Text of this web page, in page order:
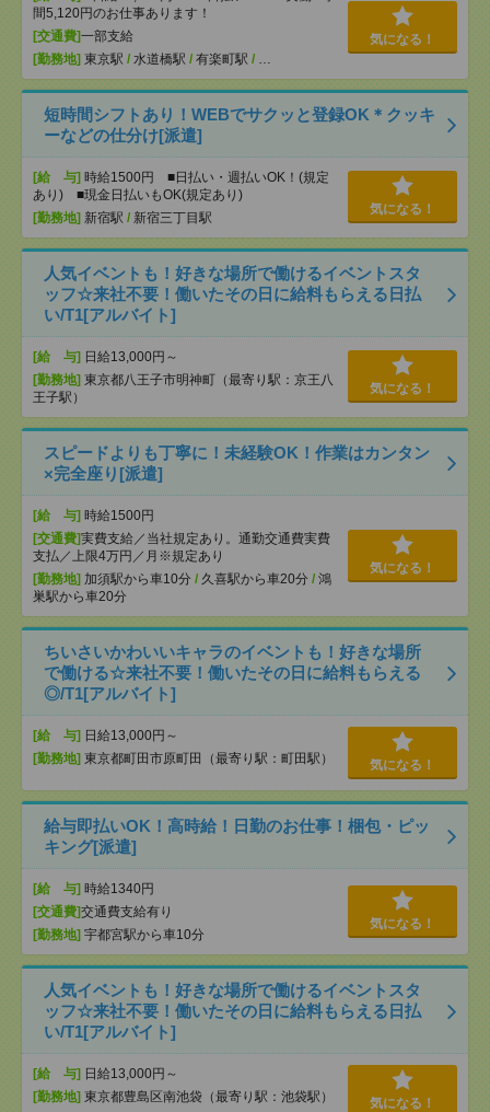
間5,120円のお仕事あります！
[交通費]一部支給
[勤務地] 東京駅 / 水道橋駅 / 有楽町駅 / …
気になる！
短時間シフトあり！WEBでサクッと登録OK＊クッキ
ーなどの仕分け[派遣]
[給 与] 時給1500円 ■日払い・週払いOK！(規定
あり) ■現金日払いもOK(規定あり)
[勤務地] 新宿駅 / 新宿三丁目駅
気になる！
人気イベントも！好きな場所で働けるイベントスタ
ッフ☆来社不要！働いたその日に給料もらえる日払
い/T1[アルバイト]
[給 与] 日給13,000円～
[勤務地] 東京都八王子市明神町（最寄り駅：京王八
王子駅）
気になる！
スピードよりも丁寧に！未経験OK！作業はカンタン
×完全座り[派遣]
[給 与] 時給1500円
[交通費]実費支給／当社規定あり。通勤交通費実費
支払／上限4万円／月※規定あり
[勤務地] 加須駅から車10分 / 久喜駅から車20分 / 鴻
巣駅から車20分
気になる！
ちいさいかわいいキャラのイベントも！好きな場所
で働ける☆来社不要！働いたその日に給料もらえる
◎/T1[アルバイト]
[給 与] 日給13,000円～
[勤務地] 東京都町田市原町田（最寄り駅：町田駅） 気になる！
給与即払いOK！高時給！日勤のお仕事！梱包・ピッ
キング[派遣]
[給 与] 時給1340円
[交通費]交通費支給有り
[勤務地] 宇都宮駅から車10分
気になる！
人気イベントも！好きな場所で働けるイベントスタ
ッフ☆来社不要！働いたその日に給料もらえる日払
い/T1[アルバイト]
[給 与] 日給13,000円～
[勤務地] 東京都豊島区南池袋（最寄り駅：池袋駅） 気になる！